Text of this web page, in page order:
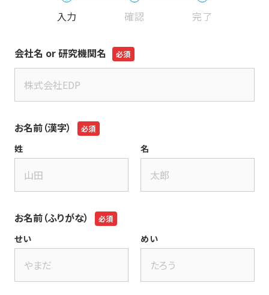
入力 確認 完了
会社名 or 研究機関名
お名前（漢字）
姓 名
お名前（ふりがな）
せい めい